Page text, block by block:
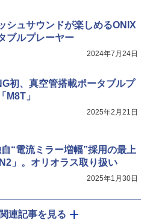
シュサウンドが楽しめるONIX
ブルプレーヤー
2024年7月24日
初、真空管搭載ポータブルプ
M8T」
2025年2月21日
“電流ミラー増幅”採用の最上
」。オリオラス取り扱い
2025年1月30日
連記事を見る